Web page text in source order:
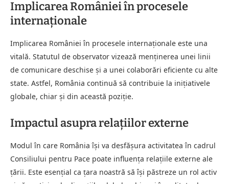
Implicarea României în procesele
internaționale
Implicarea României în procesele internaționale este una
vitală. Statutul de observator vizează menținerea unei linii
de comunicare deschise și a unei colaborări eficiente cu alte
state. Astfel, România continuă să contribuie la inițiativele
globale, chiar și din această poziție.
Impactul asupra relațiilor externe
Modul în care România își va desfășura activitatea în cadrul
Consiliului pentru Pace poate influența relațiile externe ale
țării. Este esențial ca țara noastră să își păstreze un rol activ